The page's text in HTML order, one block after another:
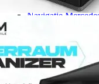
Navigație
Navigație
Navigație
Navigație